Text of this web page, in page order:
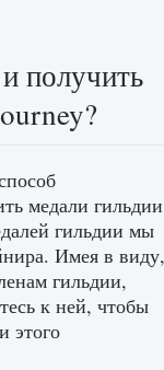
EA
2
получить
медали гильдии
гильдии мы
Имея в виду,
гильдии,
к ней, чтобы
этого